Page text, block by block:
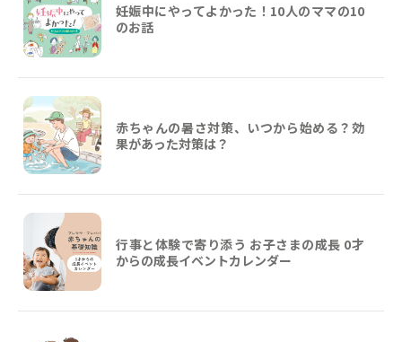
妊娠中にやってよかった！10人のママの10
のお話
赤ちゃんの暑さ対策、いつから始める？効
果があった対策は？
行事と体験で寄り添う お子さまの成長 0才
からの成長イベントカレンダー